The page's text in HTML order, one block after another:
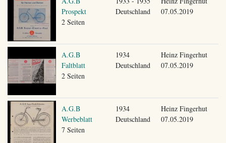
Prospekt
2 Seiten
Deutschland
07.05.2019
A.G.B
Faltblatt
2 Seiten
1934
Deutschland
Heinz Fingerhut
07.05.2019
A.G.B
Werbeblatt
7 Seiten
1934
Deutschland
Heinz Fingerhut
07.05.2019